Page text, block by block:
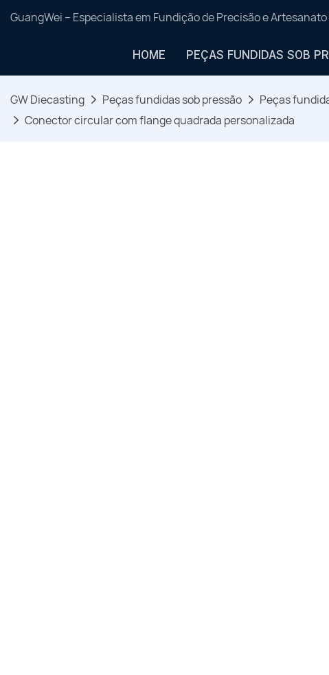
GuangWei – Especialista em Fundição de Precisão e
HOME PEÇAS FUNDIDAS SOB
GW Diecasting Peças fundidas sob pressão Peças
Conector circular com flange quadrada personalizada